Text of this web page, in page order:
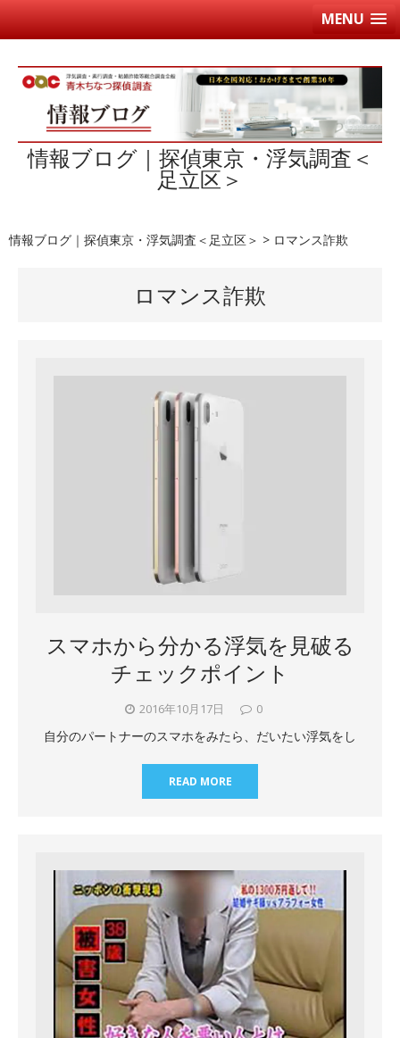
MENU
情報ブログ｜探偵東京・浮気調査＜
足立区＞
情報ブログ｜探偵東京・浮気調査＜足立区＞ > ロマンス詐欺
ロマンス詐欺
スマホから分かる浮気を見破る
チェックポイント
2016年10月17日 0
自分のパートナーのスマホをみたら、だいたい浮気をし
READ MORE